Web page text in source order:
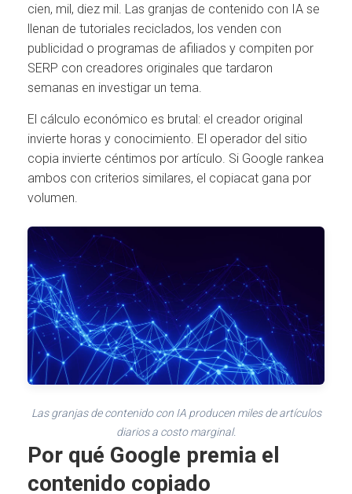
cien, mil, diez mil. Las granjas de contenido con IA se
llenan de tutoriales reciclados, los venden con
publicidad o programas de afiliados y compiten por
SERP con creadores originales que tardaron
semanas en investigar un tema.
El cálculo económico es brutal: el creador original
invierte horas y conocimiento. El operador del sitio
copia invierte céntimos por artículo. Si Google rankea
ambos con criterios similares, el copiacat gana por
volumen.
Las granjas de contenido con IA producen miles de artículos
diarios a costo marginal.
Por qué Google premia el
contenido copiado